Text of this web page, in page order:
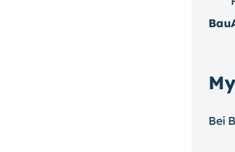
Bei